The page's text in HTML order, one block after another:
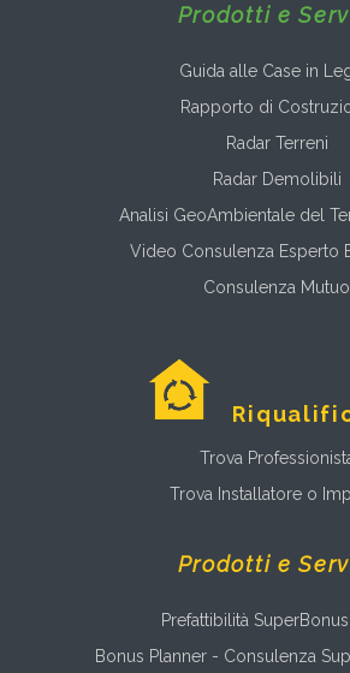
Prodotti e
Guida alle Case in
Rapporto di
Radar Terreni
Radar Demolibili
Analisi GeoAmbientale del
Video Consulenza Esperto
Consulenza Mutuo
Trova
Trova Installatore o
Prodotti e
Prefattibilità SuperBonus
Bonus Planner - Consulenza